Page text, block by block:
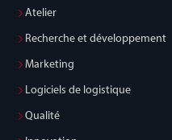
Atelier
Recherche et développement
Marketing
Logiciels de logistique
Qualité